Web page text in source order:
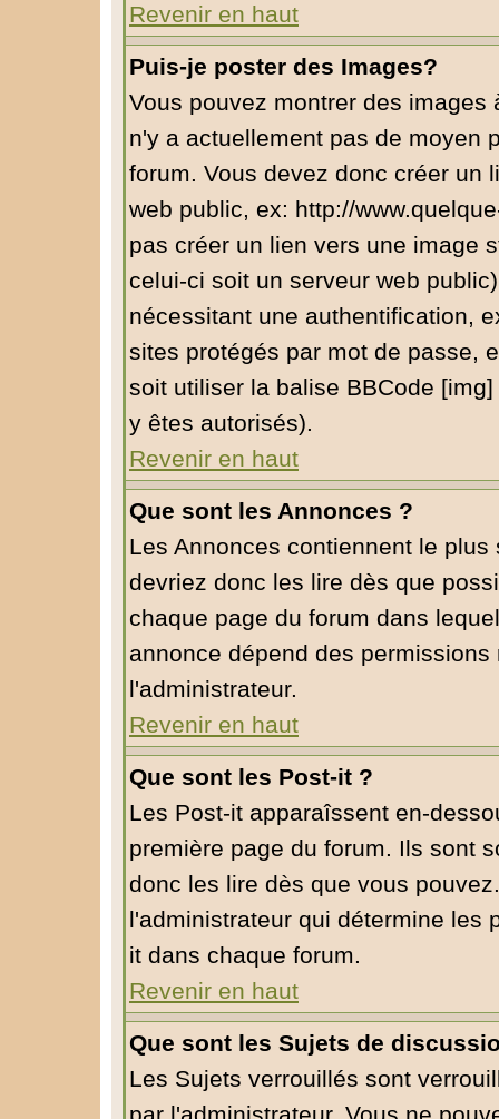
Revenir en haut
Puis-je poster des Images?
Vous pouvez montrer des
n'y a actuellement pas de moyen
forum. Vous devez donc créer un
web public, ex: http://
pas créer un lien vers une image
celui-ci soit un serveur web
nécessitant une authentification,
sites protégés par mot de passe,
soit utiliser la balise BBCode
y êtes autorisés).
Revenir en haut
Que sont les Annonces ?
Les Annonces contiennent le
devriez donc les lire dès que
chaque page du forum dans
annonce dépend des
l'administrateur.
Revenir en haut
Que sont les Post-it ?
Les Post-it apparaîssent en-
première page du forum. Ils sont
donc les lire dès que vous
l'administrateur qui détermine les
it dans chaque forum.
Revenir en haut
Que sont les Sujets de
Les Sujets verrouillés sont